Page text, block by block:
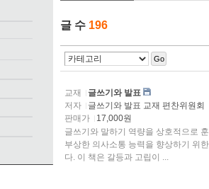
글 수 196
Go
교재
글쓰기와 발표
저자
글쓰기와 발표 교재 편찬위원회
판매가
17,000원
글쓰기와 말하기 역량을 상호적으로
부상한 의사소통 능력을 향상하기 위
다. 이 책은 갈등과 고립이 ...